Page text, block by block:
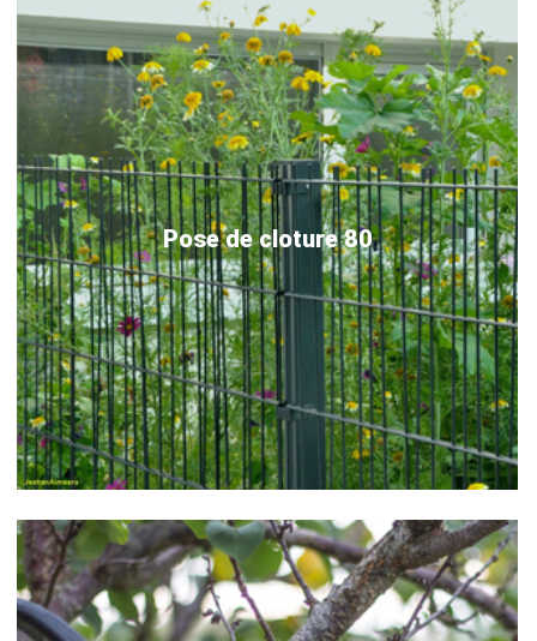
Pose de cloture 80